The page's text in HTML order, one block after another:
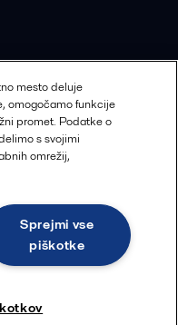
LAVAL
Politika zasebnosti
mesto deluje
omogočamo funkcije
promet. Podatke o
s svojimi
omrežij,
Sprejmi vse
piškotke